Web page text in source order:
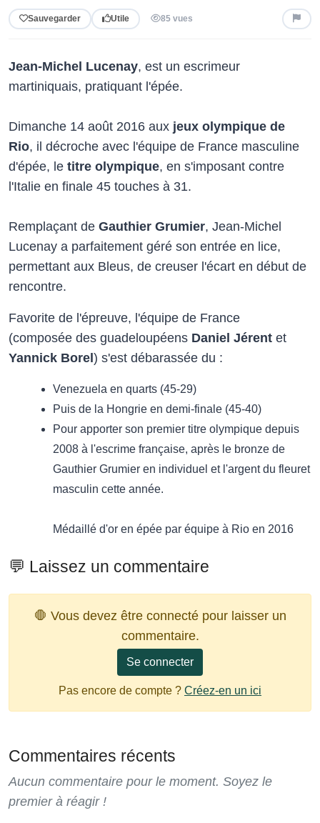
Sauvegarder Utile 85 vues
Jean-Michel Lucenay, est un escrimeur
martiniquais, pratiquant l'épée.
Dimanche 14 août 2016 aux jeux olympique de
Rio, il décroche avec l'équipe de France masculine
d'épée, le titre olympique, en s'imposant contre
l'Italie en finale 45 touches à 31.
Remplaçant de Gauthier Grumier, Jean-Michel
Lucenay a parfaitement géré son entrée en lice,
permettant aux Bleus, de creuser l'écart en début de
rencontre.
Favorite de l'épreuve, l'équipe de France
(composée des guadeloupéens Daniel Jérent et
Yannick Borel ) s'est débarassée du :
Venezuela en quarts (45-29)
Puis de la Hongrie en demi-finale (45-40)
Pour apporter son premier titre olympique depuis
2008 à l'escrime française, après le bronze de
Gauthier Grumier en individuel et l'argent du fleuret
masculin cette année.
Médaillé d'or en épée par équipe à Rio en 2016
💬 Laissez un commentaire
🛑 Vous devez être connecté pour laisser un
commentaire.
Se connecter
Pas encore de compte ? Créez-en un ici
Commentaires récents
Aucun commentaire pour le moment. Soyez le
premier à réagir !